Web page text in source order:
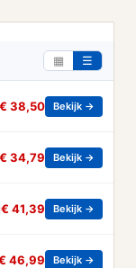
▦ ☰
€ 38,50 Bekijk →
€ 34,79 Bekijk →
€ 41,39 Bekijk →
46,99 Bekijk →